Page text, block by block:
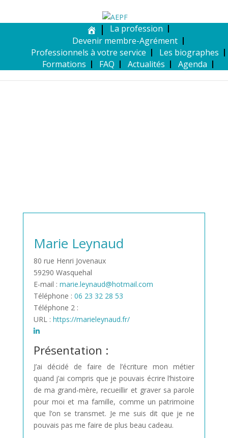
La profession
Devenir membre-Agrément
Professionnels à votre service
Les biographes
Formations
FAQ Actualités Agenda
Marie Leynaud
80 rue Henri Jovenaux
59290 Wasquehal
E-mail : marie.leynaud@hotmail.com
Téléphone : 06 23 32 28 53
Téléphone 2 :
URL : https://marieleynaud.fr/
Présentation :
J’ai décidé de faire de l’écriture mon métier
quand j’ai compris que je pouvais écrire l’histoire
de ma grand-mère, recueillir et graver sa parole
pour moi et ma famille, comme un patrimoine
que l’on se transmet. Je me suis dit que je ne
pouvais pas me faire de plus beau cadeau.